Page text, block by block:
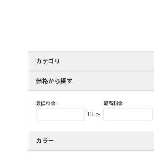
カテゴリ
価格から探す
最低料金
円 ～
最高料金
カラー